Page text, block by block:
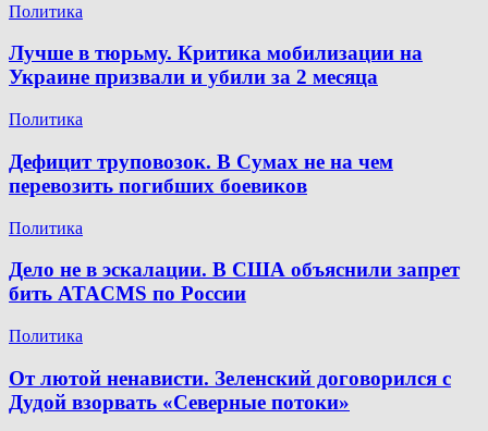
Политика
Лучше в тюрьму. Критика мобилизации на
Украине призвали и убили за 2 месяца
Политика
Дефицит труповозок. В Сумах не на чем
перевозить погибших боевиков
Политика
Дело не в эскалации. В США объяснили запрет
бить ATACMS по России
Политика
От лютой ненависти. Зеленский договорился с
Дудой взорвать «Северные потоки»